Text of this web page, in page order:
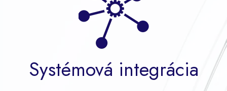
Systémová integrácia